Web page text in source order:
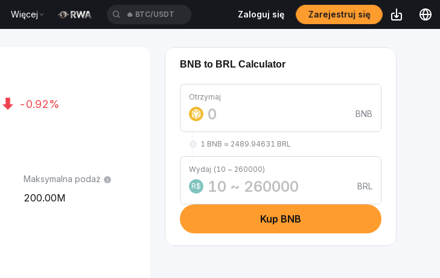
Więcej 🔥 BTC/USDT Zaloguj się Zarejestruj się
-0.92%
Maksymalna podaż
200.00M
BNB to BRL Calculator
Otrzymaj
BNB
1 BNB ≈ 2489.94631 BRL
Wydaj (10 ~ 260000)
R$
BRL
Kup BNB